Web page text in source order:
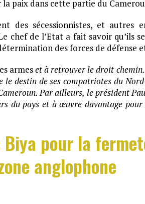
paix dans cette partie du
des sécessionnistes, et autres
chef de l’Etat a fait savoir qu’ils
des forces de défense
armeset à retrouver le droit
le destin de ses compatriotes du
Par ailleurs, le président
du pays et à œuvre davantage
Biya pour la
anglophone